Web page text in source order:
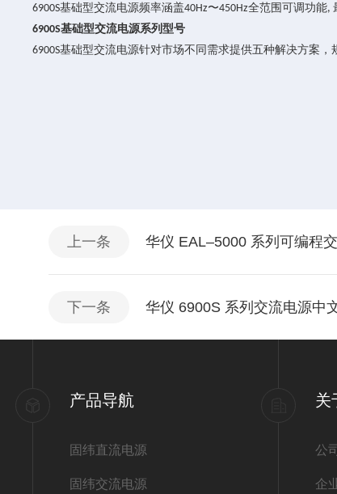
6900S基础型交流电源频率涵盖40Hz〜450Hz全范围可调功能,
6900S基础型交流电源系列型号
6900S基础型交流电源针对市场不同需求提供五种解决方案，
上一条 华仪 EAL–5000 系列可编程
下一条 华仪 6900S 系列交流电源中
产品导航
固纬直流电源
固纬交流电源
关
公
企